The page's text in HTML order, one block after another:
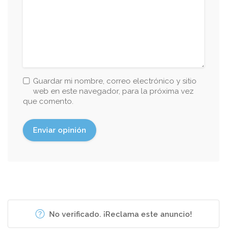
Guardar mi nombre, correo electrónico y sitio
web en este navegador, para la próxima vez
que comento.
No verificado. ¡Reclama este anuncio!